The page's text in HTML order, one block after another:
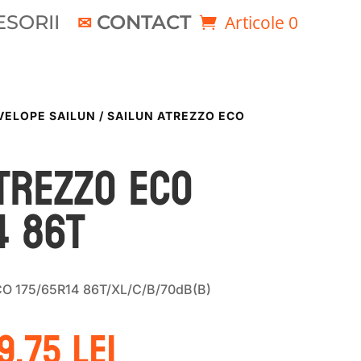
CONTACT Articole 0
SAILUN / SAILUN ATREZZO ECO
ECO
86T
175/65R14 86T/XL/C/B/70dB(B)